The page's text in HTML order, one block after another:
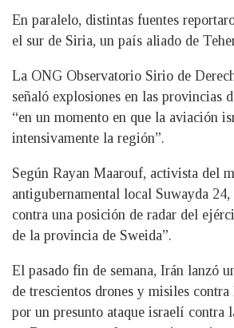
En paralelo, distintas fuentes
el sur de Siria, un país aliado de
La ONG Observatorio Sirio de
señaló explosiones en las provincias
“en un momento en que la aviación
intensivamente la región”.
Según Rayan Maarouf, activista del
antigubernamental local Suwayda 24,
contra una posición de radar del
de la provincia de Sweida”.
El pasado fin de semana, Irán lanzó
de trescientos drones y misiles
por un presunto ataque israelí contra